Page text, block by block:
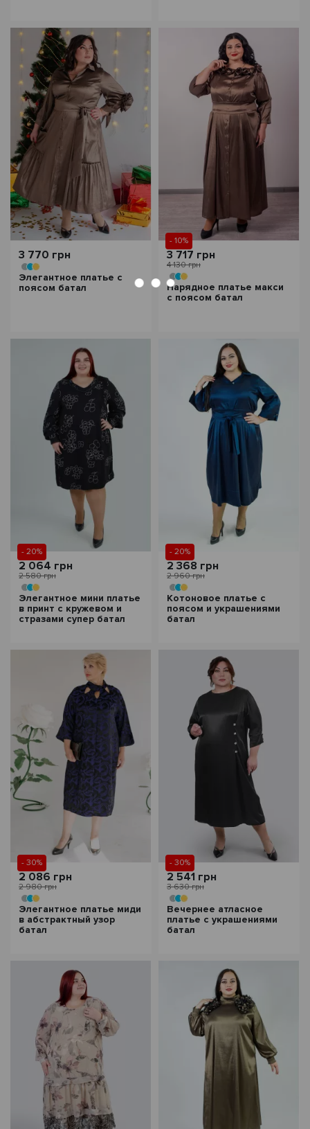
3 770 грн
Элегантное платье с
поясом батал
- 10%
3 717 грн
4 130 грн
Нарядное платье макси
с поясом батал
- 20%
2 064 грн
2 580 грн
Элегантное мини платье
в принт с кружевом и
стразами супер батал
- 20%
2 368 грн
2 960 грн
Котоновое платье с
поясом и украшениями
батал
- 30%
2 086 грн
2 980 грн
Элегантное платье миди
в абстрактный узор
батал
- 30%
2 541 грн
3 630 грн
Вечернее атласное
платье с украшениями
батал